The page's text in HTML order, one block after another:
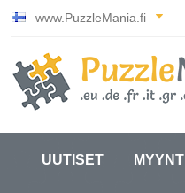
www.PuzzleMania.fi
UUTISET MYYNTI